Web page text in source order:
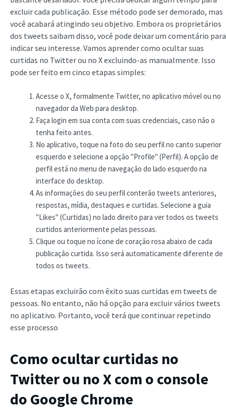
excluir cada publicação. Esse método pode ser demorado, mas
você acabará atingindo seu objetivo. Embora os proprietários
dos tweets saibam disso, você pode deixar um comentário para
indicar seu interesse. Vamos aprender como ocultar suas
curtidas no Twitter ou no X excluindo-as manualmente. Isso
pode ser feito em cinco etapas simples:
Acesse o X, formalmente Twitter, no aplicativo móvel ou no
navegador da Web para desktop.
Faça login em sua conta com suas credenciais, caso não o
tenha feito antes.
No aplicativo, toque na foto do seu perfil no canto superior
esquerdo e selecione a opção "Profile" (Perfil). A opção de
perfil está no menu de navegação do lado esquerdo na
interface do desktop.
As informações do seu perfil conterão tweets anteriores,
respostas, mídia, destaques e curtidas. Selecione a guia
"Likes" (Curtidas) no lado direito para ver todos os tweets
curtidos anteriormente pelas pessoas.
Clique ou toque no ícone de coração rosa abaixo de cada
publicação curtida. Isso será automaticamente diferente de
todos os tweets.
Essas etapas excluirão com êxito suas curtidas em tweets de
pessoas. No entanto, não há opção para excluir vários tweets
no aplicativo. Portanto, você terá que continuar repetindo
esse processo
Como ocultar curtidas no
Twitter ou no X com o console
do Google Chrome